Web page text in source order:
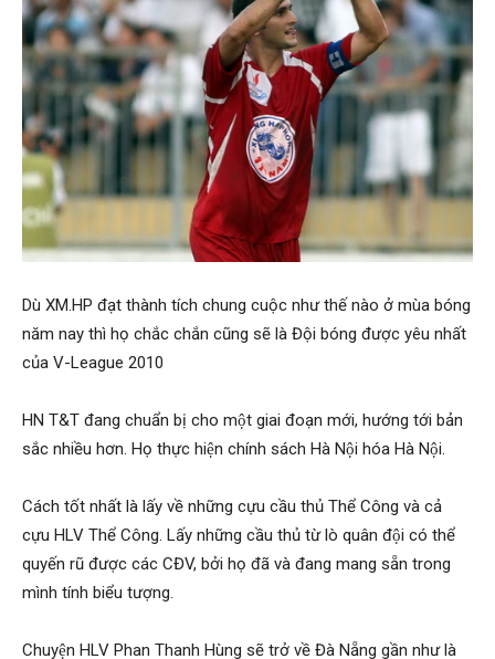
phòng,
tham
phong,
Dù XM.HP đạt thành tích chung cuộc như thế nào ở mùa bóng
năm nay thì họ chắc chắn cũng sẽ là Đội bóng được yêu nhất
của V-League 2010
HN T&T đang chuẩn bị cho một giai đoạn mới, hướng tới bản
sắc nhiều hơn. Họ thực hiện chính sách Hà Nội hóa Hà Nội.
Cách tốt nhất là lấy về những cựu cầu thủ Thể Công và cả
cựu HLV Thể Công. Lấy những cầu thủ từ lò quân đội có thể
quyến rũ được các CĐV, bởi họ đã và đang mang sẵn trong
mình tính biểu tượng.
Chuyện HLV Phan Thanh Hùng sẽ trở về Đà Nẵng gần như là